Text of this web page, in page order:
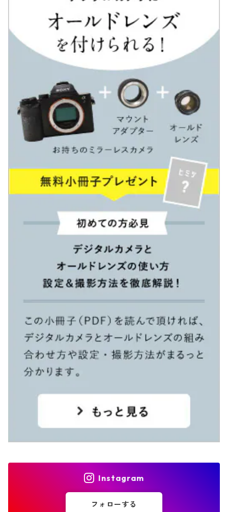
Instagram
フォローする